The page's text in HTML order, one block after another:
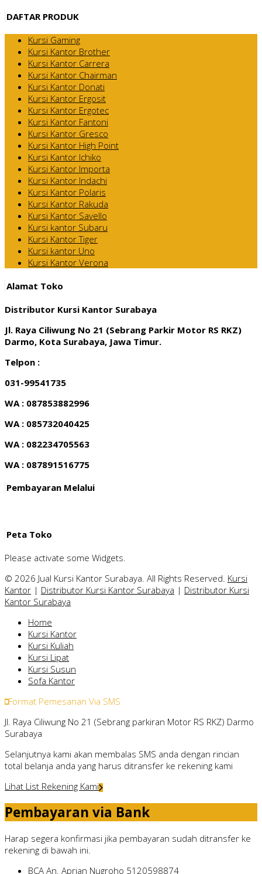
DAFTAR PRODUK
Kursi Gaming
Kursi Kantor Brother
Kursi Kantor Carrera
Kursi Kantor Chairman
Kursi Kantor Donati
Kursi Kantor Ergosit
Kursi Kantor Ergotec
Kursi Kantor Fantoni
Kursi Kantor Gresco
Kursi Kantor High Point
Kursi Kantor Ichiko
Kursi Kantor Importa
Kursi Kantor Indachi
Kursi Kantor Polaris
Kursi Kantor Rakuda
Kursi Kantor Savello
Kursi kantor Subaru
Kursi Kantor Tiger
Kursi kantor Uno
Kursi Kantor Verona
Alamat Toko
Distributor Kursi Kantor Surabaya
Jl. Raya Ciliwung No 21 (Sebrang Parkir Motor RS RKZ)
Darmo, Kota Surabaya, Jawa Timur.
Telpon :
031-99541735
WA : 087853882996
WA : 085732040425
WA : 082234705563
WA : 087891516775
Pembayaran Melalui
Peta Toko
Please activate some Widgets.
© 2026 Jual Kursi Kantor Surabaya. All Rights Reserved. Kursi
Kantor | Distributor Kursi Kantor Surabaya | Distributor Kursi
Kantor Surabaya
Home
Kursi Kantor
Kursi Kuliah
Kursi Lipat
Kursi Susun
Sofa Kantor
Format Pemesanan Via SMS
Jl. Raya Ciliwung No 21 (Sebrang parkiran Motor RS RKZ) Darmo
Surabaya
Selanjutnya kami akan membalas SMS anda dengan rincian
total belanja anda yang harus ditransfer ke rekening kami
Lihat List Rekening Kami
Pembayaran via Bank
Harap segera konfirmasi jika pembayaran sudah ditransfer ke
rekening di bawah ini.
BCA An. Aprian Nugroho 5120598874